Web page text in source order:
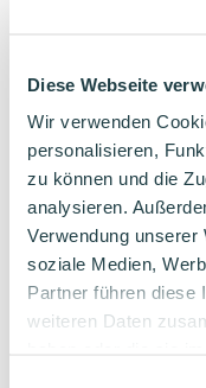
Diese Webseite
Wir verwenden
personalisieren,
zu können und die
analysieren.
Verwendung
soziale Medien,
Partner führen diese
weiteren Daten
STABILO
Nachfüllen 6er
STABILO Füller
löschbar
€